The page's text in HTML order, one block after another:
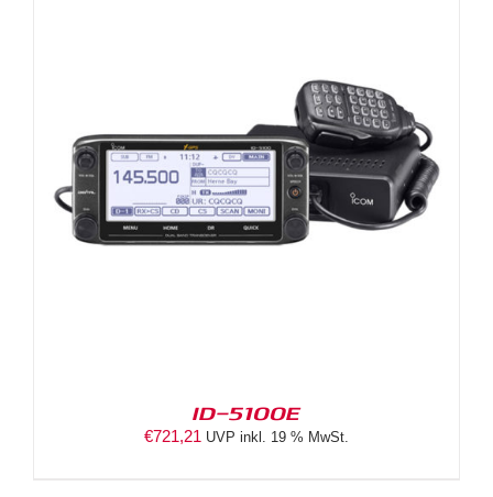
ID-5100E
€721,21 UVP inkl. 19 % MwSt.